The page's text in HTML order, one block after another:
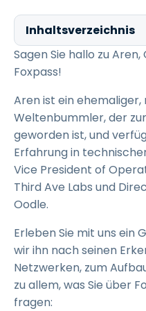
Inhaltsverzeichnis
Sagen Sie hallo zu
Foxpass!
Aren ist ein ehemaliger,
Weltenbummler, der
geworden ist, und
Erfahrung in
Vice President of
Third Ave Labs und
Oodle.
Erleben Sie mit uns ein
wir ihn nach seinen
Netzwerken, zum
zu allem, was Sie über
fragen: